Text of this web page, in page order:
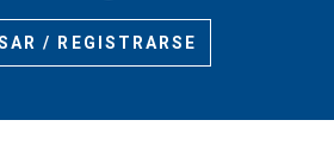
/ REGISTRARSE